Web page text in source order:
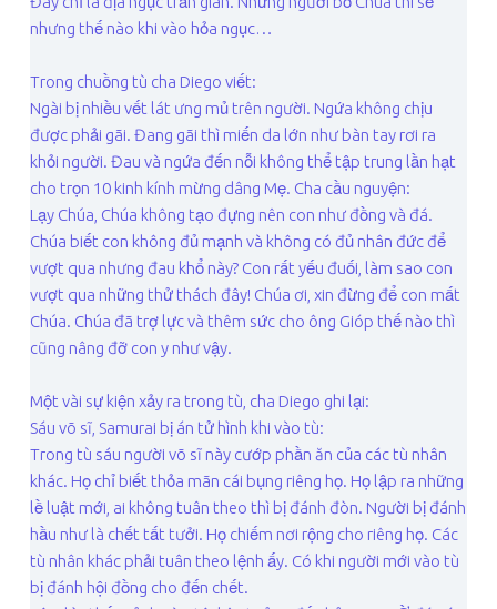
nhưng thế nào khi vào hỏa ngục…
Trong chuồng tù cha Diego viết:
Ngài bị nhiều vết lát ưng mủ trên người. Ngứa không chịu
được phải gãi. Đang gãi thì miến da lớn như bàn tay rơi ra
khỏi người. Đau và ngứa đến nỗi không thể tập trung lần hạt
cho trọn 10 kinh kính mừng dâng Mẹ. Cha cầu nguyện:
Lạy Chúa, Chúa không tạo đựng nên con như đồng và đá.
Chúa biết con không đủ mạnh và không có đủ nhân đức để
vượt qua nhưng đau khổ này? Con rất yếu đuối, làm sao con
vượt qua những thử thách đây! Chúa ơi, xin đừng để con mất
Chúa. Chúa đã trợ lực và thêm sức cho ông Gióp thế nào thì
cũng nâng đỡ con y như vậy.
Một vài sự kiện xảy ra trong tù, cha Diego ghi lại:
Sáu võ sĩ, Samurai bị án tử hình khi vào tù:
Trong tù sáu người võ sĩ này cướp phần ăn của các tù nhân
khác. Họ chỉ biết thỏa mãn cái bụng riêng họ. Họ lập ra những
lề luật mới, ai không tuân theo thì bị đánh đòn. Người bị đánh
hầu như là chết tất tưởi. Họ chiếm nơi rộng cho riêng họ. Các
tù nhân khác phải tuân theo lệnh ấy. Có khi người mới vào tù
bị đánh hội đồng cho đến chết.